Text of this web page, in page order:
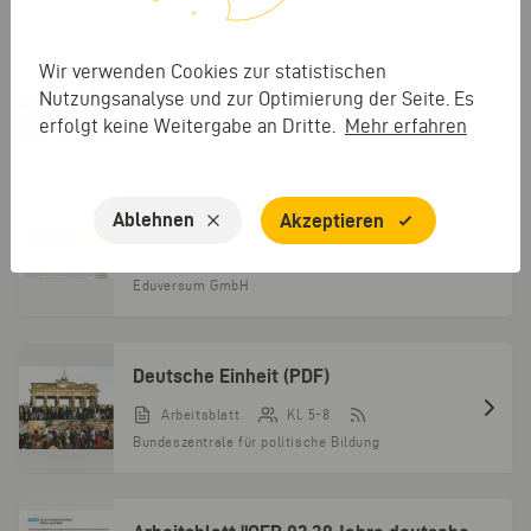
Deutsche Einheit (WORD)
Arbeitsblatt
Kl. 3-4
Bundeszentrale für politische Bildung
Quiz: Wirtschaftliche Folgen der Einheit
Eduversum GmbH
Deutsche Einheit (PDF)
Arbeitsblatt
Kl. 5-8
Bundeszentrale für politische Bildung
Wir verwenden Cookies zur statistischen
Nutzungsanalyse und zur Optimierung der Seite. Es
erfolgt keine Weitergabe an Dritte.
Mehr erfahren
Ablehnen Akzeptieren